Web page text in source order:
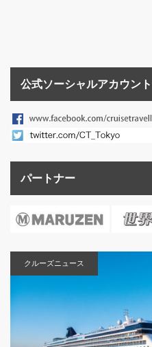
公式ソーシャルアカウント
パートナー
クルーズニュース